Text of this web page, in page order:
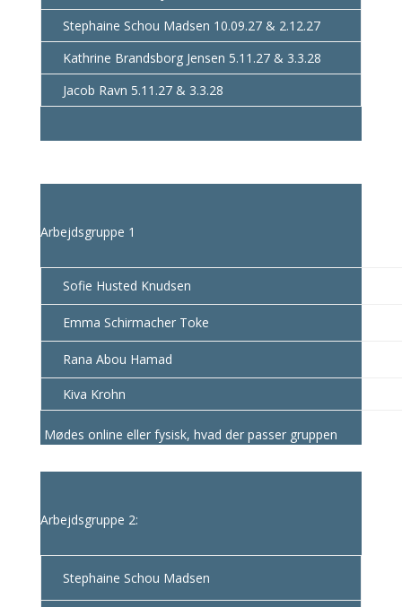
Stephaine Schou Madsen 10.09.27 & 2.12.27
Kathrine Brandsborg Jensen 5.11.27 & 3.3.28
Jacob Ravn 5.11.27 & 3.3.28
Arbejdsgruppe 1
Sofie Husted Knudsen
Emma Schirmacher Toke
Rana Abou Hamad
Kiva Krohn
Mødes online eller fysisk, hvad der passer gruppen
Arbejdsgruppe 2:
Stephaine Schou Madsen